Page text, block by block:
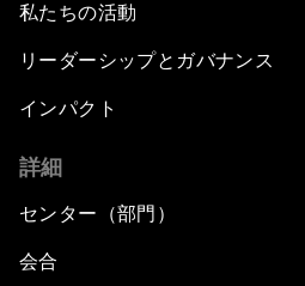
私たちの活動
リーダーシップとガバナンス
インパクト
詳細
センター（部門）
会合